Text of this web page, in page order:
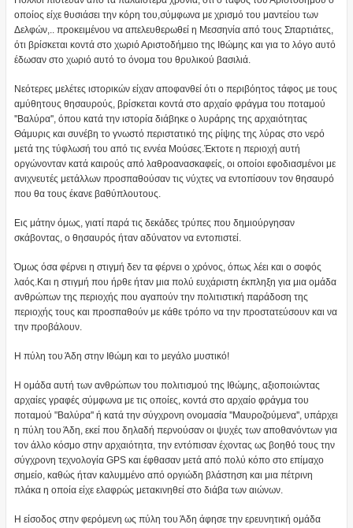
οποίος είχε θυσιάσει την κόρη του,σύμφωνα με χρισμό του μαντείου των
Δελφών,.. προκειμένου να απελευθερωθεί η Μεσσηνία από τους Σπαρτιάτες,
ότι βρίσκεται κοντά στο χωριό Αριστοδήμειο της Ιθώμης και για το λόγο αυτό
έδωσαν στο χωριό αυτό το όνομα του θρυλικού βασιλιά.
Νεότερες μελέτες ιστορικών είχαν αποφανθεί ότι ο περιβόητος τάφος με τους
αμύθητους θησαυρούς, βρίσκεται κοντά στο αρχαίο φράγμα του ποταμού
''Βαλύρα'', όπου κατά την ιστορία διάβηκε ο λυράρης της αρχαιότητας
Θάμυρις και συνέβη το γνωστό περιστατικό της ρίψης της λύρας στο νερό
μετά της τύφλωσή του από τις εννέα Μούσες.Έκτοτε η περιοχή αυτή
οργώνονταν κατά καιρούς από λαθροανασκαφείς, οι οποίοι εφοδιασμένοι με
ανιχνευτές μετάλλων προσπαθούσαν τις νύχτες να εντοπίσουν τον θησαυρό
που θα τους έκανε βαθύπλουτους.
Εις μάτην όμως, γιατί παρά τις δεκάδες τρύπες που δημιούργησαν
σκάβοντας, ο θησαυρός ήταν αδύνατον να εντοπιστεί.
Όμως όσα φέρνει η στιγμή δεν τα φέρνει ο χρόνος, όπως λέει και ο σοφός
λαός.Και η στιγμή που ήρθε ήταν μια πολύ ευχάριστη έκπληξη για μια ομάδα
ανθρώπων της περιοχής που αγαπούν την πολιτιστική παράδοση της
περιοχής τους και προσπαθούν με κάθε τρόπο να την προστατεύσουν και να
την προβάλουν.
Η πύλη του Άδη στην Ιθώμη και το μεγάλο μυστικό!
Η ομάδα αυτή των ανθρώπων του πολιτισμού της Ιθώμης, αξιοποιώντας
αρχαίες γραφές σύμφωνα με τις οποίες, κοντά στο αρχαίο φράγμα του
ποταμού "Βαλύρα'' ή κατά την σύγχρονη ονομασία ''Μαυροζούμενα'', υπάρχει
η πύλη του Άδη, εκεί που δηλαδή περνούσαν οι ψυχές των αποθανόντων για
τον άλλο κόσμο στην αρχαιότητα, την εντόπισαν έχοντας ως βοηθό τους την
σύγχρονη τεχνολογία GPS και έφθασαν μετά από πολύ κόπο στο επίμαχο
σημείο, καθώς ήταν καλυμμένο από οργιώδη βλάστηση και μια πέτρινη
πλάκα η οποία είχε ελαφρώς μετακινηθεί στο διάβα των αιώνων.
Η είσοδος στην φερόμενη ως πύλη του Άδη άφησε την ερευνητική ομάδα